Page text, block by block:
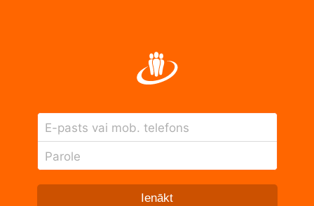
E-pasts vai mob. telefons
Parole
Ienākt